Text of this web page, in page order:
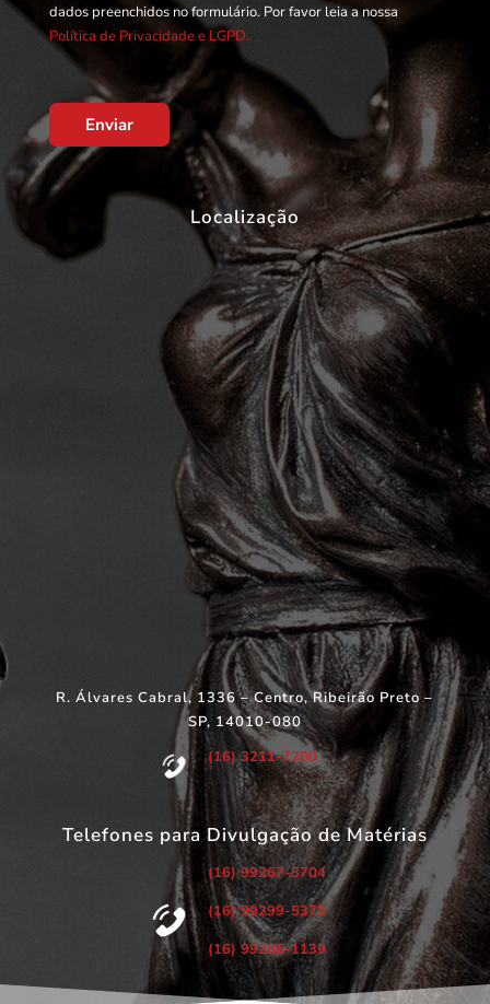
dados preenchidos no formulário. Por favor leia a nossa
Política de Privacidade e LGPD.
Enviar
Localização
R. Álvares Cabral, 1336 – Centro, Ribeirão Preto –
SP, 14010-080
(16) 3211-7200
Telefones para Divulgação de Matérias
(16) 99267-3704
(16) 99299-5373
(16) 99286-1139